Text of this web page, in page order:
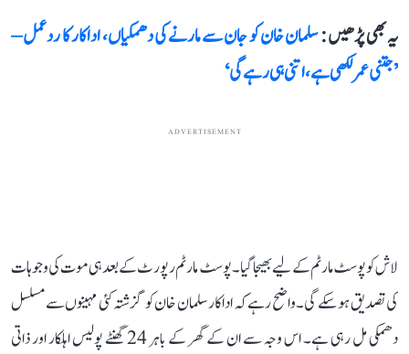
یہ بھی پڑھیں :سلمان خان کو جان سے مارنے کی دھمکیاں، اداکار کا ردعمل –
’جتنی عمر لکھی ہے، اتنی ہی رہے گی‘
ADVERTISEMENT
لاش کو پوسٹ مارٹم کے لیے بھیجا گیا۔ پوسٹ مارٹم رپورٹ کے بعد ہی موت کی وجوہات
کی تصدیق ہو سکے گی۔ واضح رہے کہ اداکار سلمان خان کو گزشتہ کئی مہینوں سے مسلسل
دھمکی مل رہی ہے۔ اس وجہ سے ان کے گھر کے باہر 24 گھنٹے پولیس اہلکار اور ذاتی